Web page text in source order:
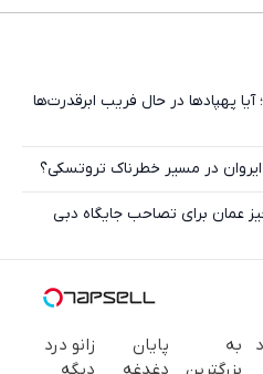
پهپادها در حال فریب‌ ابرقدرت‌ها
در مسیر خطرناک تروتسکی؟
عمان برای تصاحب جایگاه دبی
به
پایان
زانو درد